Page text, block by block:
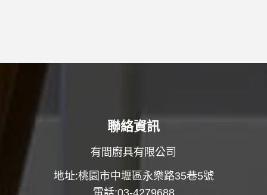
聯絡資訊
有間廚具有限公司
地址:桃園市中壢區永樂路35巷5號